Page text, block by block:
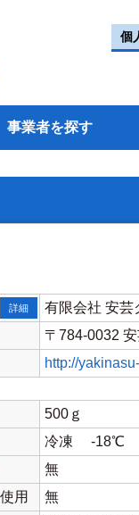
個
事業者を探す
詳細
有限会社 安芸
〒784-0032
http://
500ｇ
冷凍 -18℃
無
用
無